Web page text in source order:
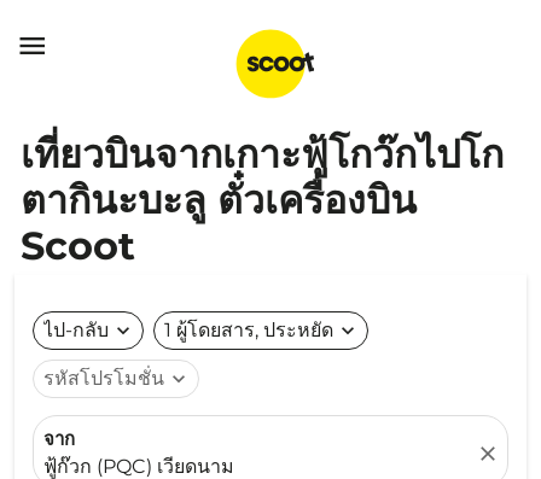

เที่ยวบินจากเกาะฟู้โกว๊กไปโก
ตากินะบะลู ตั๋วเครื่องบิน
Scoot
ไป-กลับ expand_more 1 ผู้โดยสาร, ประหยัด expand_more
รหัสโปรโมชั่น expand_more
จาก
ฟู้ก๊วก (PQC) เวียดนาม
close